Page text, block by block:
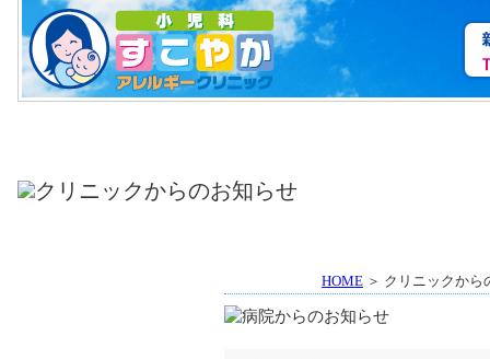
HOME ＞ クリニックか